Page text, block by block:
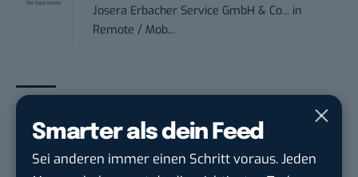
Smarter als dein Feed
Sei anderen immer einen Schritt voraus. Jeden
Josera Erbacher Service GmbH & Co... in
Remote / Mob...
THEMEN: DIGITALISIERUNG INNOVATION
STANDORT
START-UPS